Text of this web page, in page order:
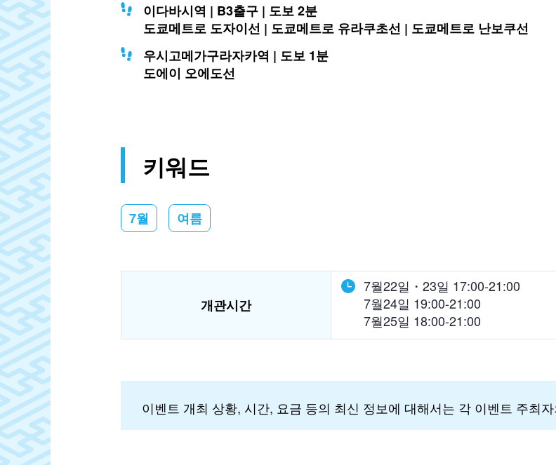
이다바시역 | B3출구 | 도보 2분
도쿄메트로 도자이선 | 도쿄메트로 유라쿠초선 | 도쿄메트로 난보쿠선
우시고메가구라자카역 | 도보 1분
도에이 오에도선
키워드
7월 여름
개관시간
7월22일・23일 17:00-21:00
7월24일 19:00-21:00
7월25일 18:00-21:00
이벤트 개최 상황, 시간, 요금 등의 최신 정보에 대해서는 각 이벤트 주최